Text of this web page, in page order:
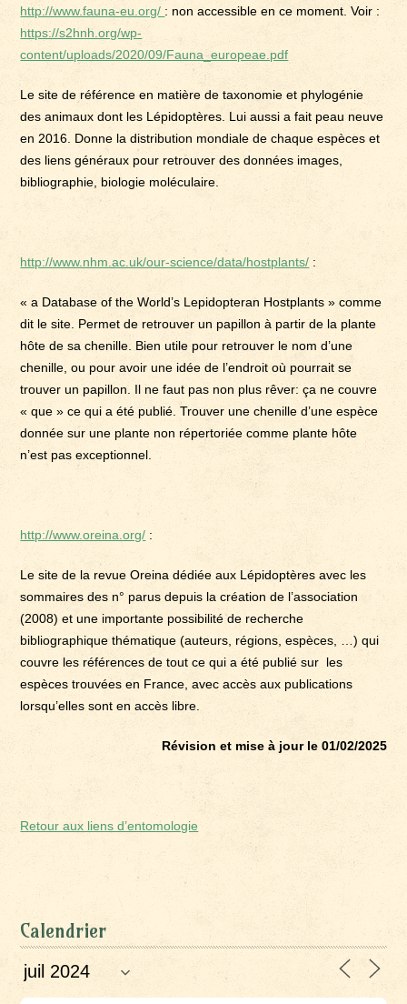
http://www.fauna-eu.org/ : non accessible en ce moment. Voir :
https://s2hnh.org/wp-
content/uploads/2020/09/Fauna_europeae.pdf
Le site de référence en matière de taxonomie et phylogénie
des animaux dont les Lépidoptères. Lui aussi a fait peau neuve
en 2016. Donne la distribution mondiale de chaque espèces et
des liens généraux pour retrouver des données images,
bibliographie, biologie moléculaire.
http://www.nhm.ac.uk/our-science/data/hostplants/ :
« a Database of the World’s Lepidopteran Hostplants » comme
dit le site. Permet de retrouver un papillon à partir de la plante
hôte de sa chenille. Bien utile pour retrouver le nom d’une
chenille, ou pour avoir une idée de l’endroit où pourrait se
trouver un papillon. Il ne faut pas non plus rêver: ça ne couvre
« que » ce qui a été publié. Trouver une chenille d’une espèce
donnée sur une plante non répertoriée comme plante hôte
n’est pas exceptionnel.
http://www.oreina.org/ :
Le site de la revue Oreina dédiée aux Lépidoptères avec les
sommaires des n° parus depuis la création de l’association
(2008) et une importante possibilité de recherche
bibliographique thématique (auteurs, régions, espèces, …) qui
couvre les références de tout ce qui a été publié sur les
espèces trouvées en France, avec accès aux publications
lorsqu’elles sont en accès libre.
Révision et mise à jour le 01/02/2025
Retour aux liens d’entomologie
Calendrier